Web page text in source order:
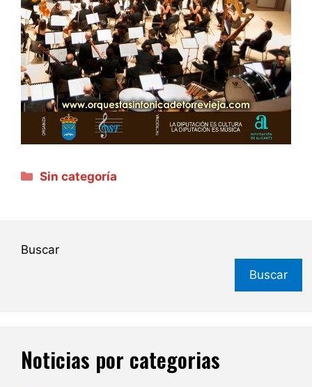
Categorías
Sin categoría
Buscar
Buscar
Noticias por categorias